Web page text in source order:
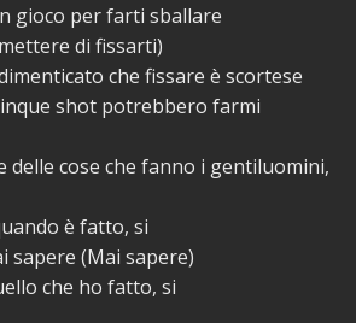
gioco per farti sballare
di fissarti)
dimenticato che fissare è scortese
shot potrebbero farmi
delle cose che fanno i gentiluomini,
è fatto, si
sapere (Mai sapere)
che ho fatto, si